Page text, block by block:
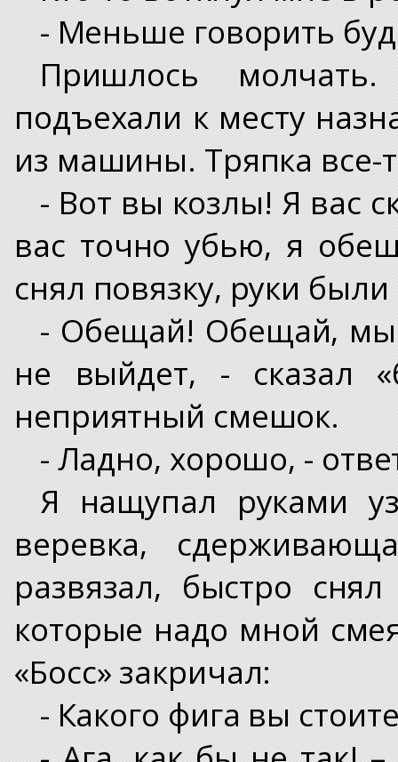
- Меньше говорить
Пришлось
подъехали к месту
из машины. Тряпка все-
- Вот вы козлы! Я вас
вас точно убью, я
снял повязку, руки
- Обещай! Обещай, мы
не выйдет, - сказал
неприятный смешок.
- Ладно, хорошо, -
Я нащупал руками
веревка,
развязал, быстро
которые надо мной
«Босс» закричал:
- Какого фига вы